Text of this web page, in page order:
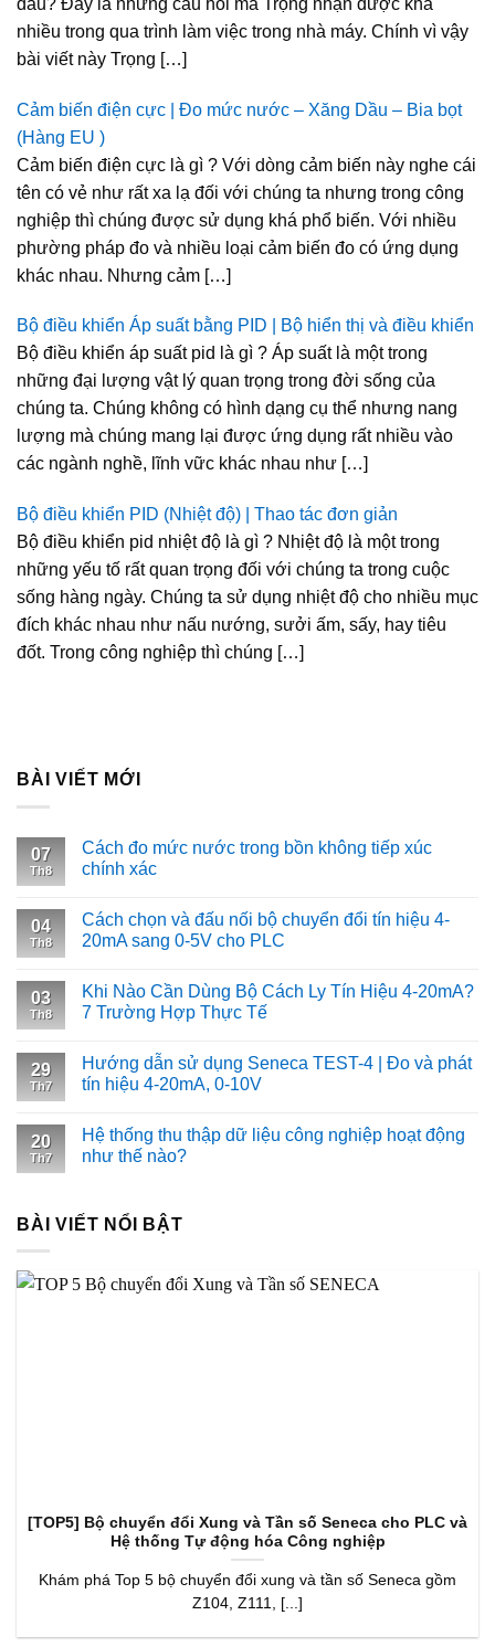
nhiều trong qua trình làm việc trong nhà máy. Chính vì vậy
bài viết này Trọng […]
Cảm biến điện cực | Đo mức nước – Xăng Dầu – Bia bọt
(Hàng EU )
Cảm biến điện cực là gì ? Với dòng cảm biến này nghe cái
tên có vẻ như rất xa lạ đối với chúng ta nhưng trong công
nghiệp thì chúng được sử dụng khá phổ biến. Với nhiều
phường pháp đo và nhiều loại cảm biến đo có ứng dụng
khác nhau. Nhưng cảm […]
Bộ điều khiển Áp suất bằng PID | Bộ hiển thị và điều khiển
Bộ điều khiển áp suất pid là gì ? Áp suất là một trong
những đại lượng vật lý quan trọng trong đời sống của
chúng ta. Chúng không có hình dạng cụ thể nhưng nang
lượng mà chúng mang lại được ứng dụng rất nhiều vào
các ngành nghề, lĩnh vữc khác nhau như […]
Bộ điều khiển PID (Nhiệt độ) | Thao tác đơn giản
Bộ điều khiển pid nhiệt độ là gì ? Nhiệt độ là một trong
những yếu tố rất quan trọng đối với chúng ta trong cuộc
sống hàng ngày. Chúng ta sử dụng nhiệt độ cho nhiều mục
đích khác nhau như nấu nướng, sưởi ấm, sấy, hay tiêu
đốt. Trong công nghiệp thì chúng […]
BÀI VIẾT MỚI
07
Th8
Cách đo mức nước trong bồn không tiếp xúc
chính xác
04
Th8
Cách chọn và đấu nối bộ chuyển đổi tín hiệu 4-
20mA sang 0-5V cho PLC
03
Th8
Khi Nào Cần Dùng Bộ Cách Ly Tín Hiệu 4-20mA?
7 Trường Hợp Thực Tế
29
Th7
Hướng dẫn sử dụng Seneca TEST-4 | Đo và phát
tín hiệu 4-20mA, 0-10V
20
Th7
Hệ thống thu thập dữ liệu công nghiệp hoạt động
như thế nào?
BÀI VIẾT NỔI BẬT
[TOP5] Bộ chuyển đổi Xung và Tần số Seneca cho PLC và
Hệ thống Tự động hóa Công nghiệp
Khám phá Top 5 bộ chuyển đổi xung và tần số Seneca gồm
Z104, Z111, [...]